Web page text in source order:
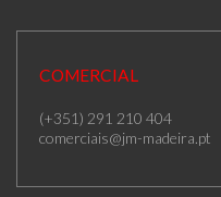
COMERCIAL
(+351) 291 210 404
comerciais@jm-madeira.pt